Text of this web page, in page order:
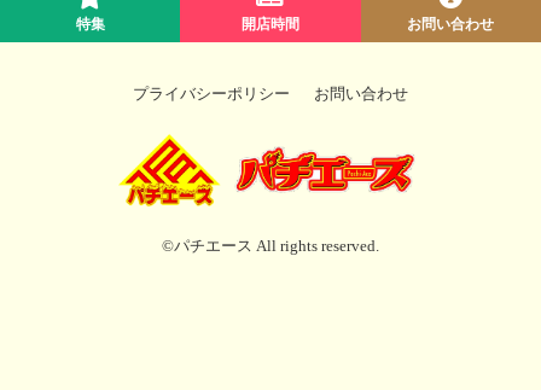
特集 開店時間 お問い合わせ
プライバシーポリシー お問い合わせ
©パチエース All rights reserved.